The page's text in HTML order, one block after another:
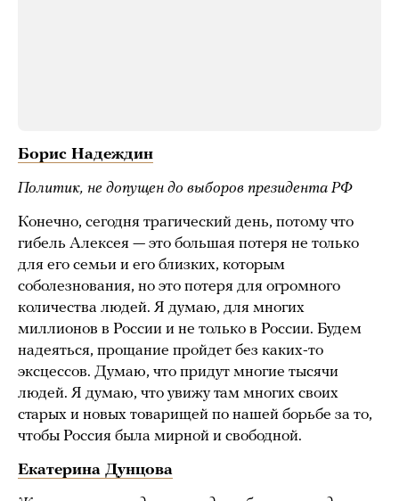
Борис Надеждин
Политик, не допущен до выборов президента РФ
Конечно, сегодня трагический день, потому что
гибель Алексея — это большая потеря не только
для его семьи и его близких, которым
соболезнования, но это потеря для огромного
количества людей. Я думаю, для многих
миллионов в России и не только в России. Будем
надеяться, прощание пройдет без каких-то
эксцессов. Думаю, что придут многие тысячи
людей. Я думаю, что увижу там многих своих
старых и новых товарищей по нашей борьбе за то,
чтобы Россия была мирной и свободной.
Екатерина Дунцова